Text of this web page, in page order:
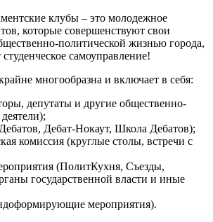
клубы – это молодежное
которые совершенствуют свои
политической жизнью города,
самоуправление!
многообразна и включает в себя:
депутаты и другие общественно-
Дебат-Нокаут, Школа Дебатов);
комиссия (круглые столы, встречи с
(ПолитКухня, Съезды,
государственной власти и иные
мероприятия).